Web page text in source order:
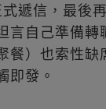
遞信，最後
言自己準備轉
）也索性缺
即發。